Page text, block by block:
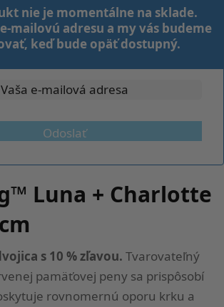
Luna + Charlotte
s 10 % zľavou. Tvarovateľný
pamäťovej peny sa prispôsobí
rovnomernú oporu krku a
nie je momentálne na sklade.
mailovú adresu a my vás budeme
keď bude opäť dostupný.
Odoslať